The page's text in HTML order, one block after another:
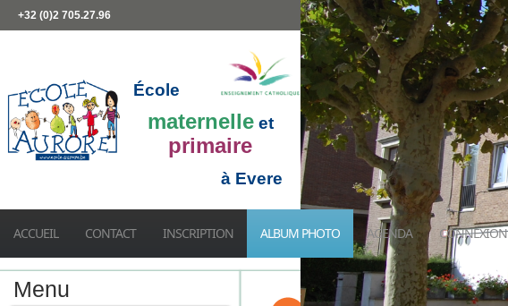
+32 (0)2 705.27.96
École
maternelle et
primaire
à Evere
ACCUEIL CONTACT INSCRIPTION ALBUM PHOTO AGENDA CONNEXION
Menu